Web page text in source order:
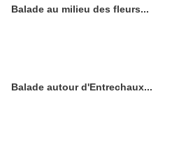
Balade au milieu des fleurs...
Balade autour d'Entrechaux...